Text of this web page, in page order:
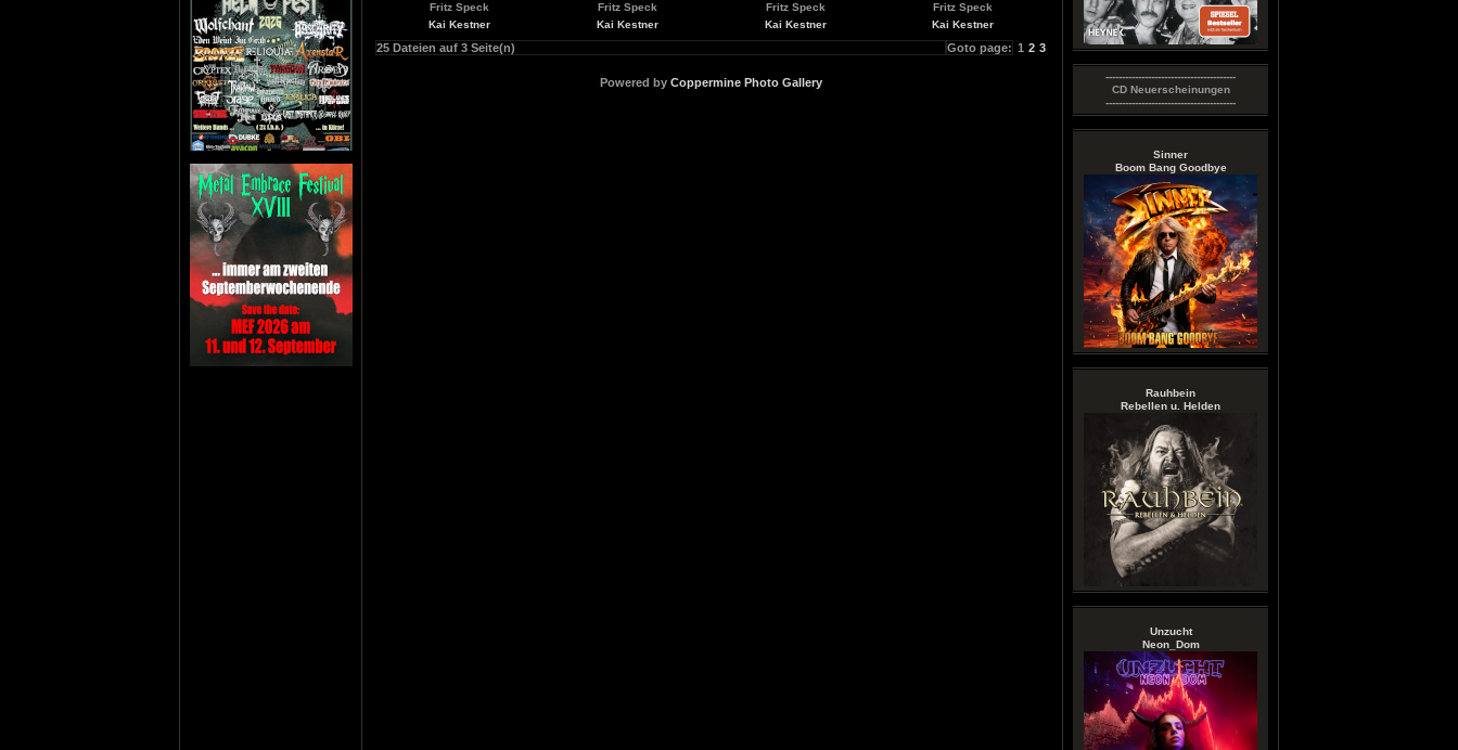
----------------------------------------
CD Neuerscheinungen
----------------------------------------
Sinner
Boom Bang Goodbye
Rauhbein
Rebellen u. Helden
Unzucht
Neon_Dom
Fritz Speck
Kai Kestner
Fritz Speck
Kai Kestner
Fritz Speck
Kai Kestner
Fritz Speck
Kai Kestner
25 Dateien auf 3 Seite(n) Goto page: 1 2 3
Powered by Coppermine Photo Gallery